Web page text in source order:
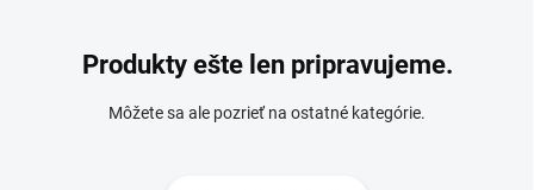
Produkty ešte len pripravujeme.
Môžete sa ale pozrieť na ostatné kategórie.